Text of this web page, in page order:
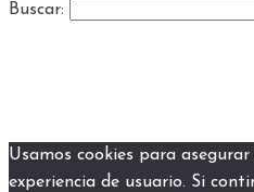
Buscar:
Usamos cookies para
experiencia de usuario. Si